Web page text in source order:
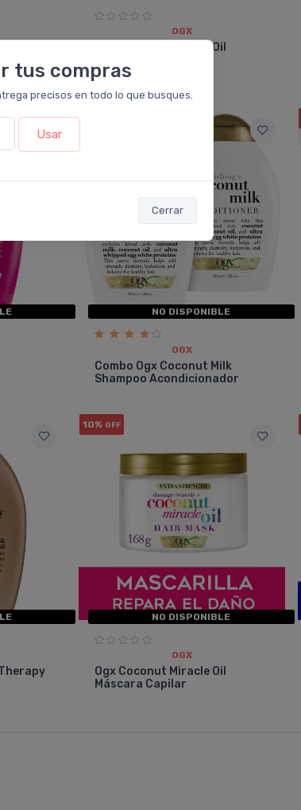
tus compras
precisos en todo lo que busques.
Usar
Cerrar
OGX
Ogx Coconut Miracle Oil
NO DISPONIBLE
OGX
Combo Ogx Coconut Milk
Shampoo Acondicionador
10% OFF
NO DISPONIBLE
OGX
Ogx Coconut Miracle Oil
Máscara Capilar